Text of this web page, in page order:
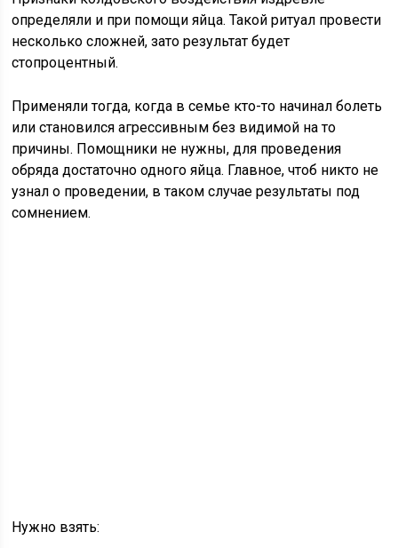
определяли и при помощи яйца. Такой ритуал провести
несколько сложней, зато результат будет
стопроцентный.
Применяли тогда, когда в семье кто-то начинал болеть
или становился агрессивным без видимой на то
причины. Помощники не нужны, для проведения
обряда достаточно одного яйца. Главное, чтоб никто не
узнал о проведении, в таком случае результаты под
сомнением.
Нужно взять: